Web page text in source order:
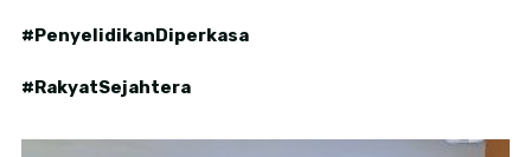
#PenyelidikanDiperkasa
#RakyatSejahtera